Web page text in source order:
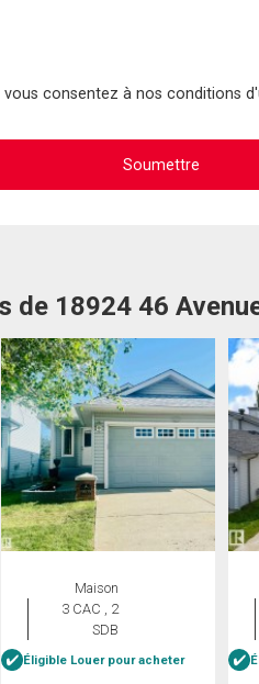
vous consentez à nos conditions
de 18924 46
Maison
3 CAC , 2
SDB
Éligible Louer pour acheter